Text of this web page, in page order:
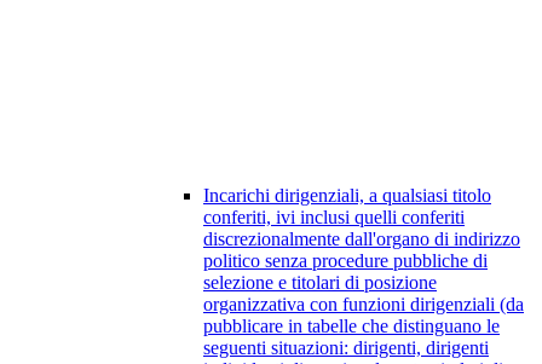
Incarichi dirigenziali, a qualsiasi titolo
conferiti, ivi inclusi quelli conferiti
discrezionalmente dall'organo di indirizzo
politico senza procedure pubbliche di
selezione e titolari di posizione
organizzativa con funzioni dirigenziali (da
pubblicare in tabelle che distinguano le
seguenti situazioni: dirigenti, dirigenti